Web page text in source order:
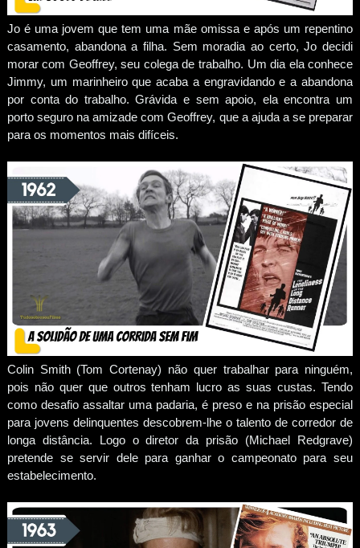
Jo é uma jovem que tem uma mãe omissa e após um repentino
casamento, abandona a filha. Sem moradia ao certo, Jo decidi
morar com Geoffrey, seu colega de trabalho. Um dia ela conhece
Jimmy, um marinheiro que acaba a engravidando e a abandona
por conta do trabalho. Grávida e sem apoio, ela encontra um
porto seguro na amizade com Geoffrey, que a ajuda a se preparar
para os momentos mais difíceis.
Colin Smith (Tom Cortenay) não quer trabalhar para ninguém,
pois não quer que outros tenham lucro as suas custas. Tendo
como desafio assaltar uma padaria, é preso e na prisão especial
para jovens delinquentes descobrem-lhe o talento de corredor de
longa distância. Logo o diretor da prisão (Michael Redgrave)
pretende se servir dele para ganhar o campeonato para seu
estabelecimento.